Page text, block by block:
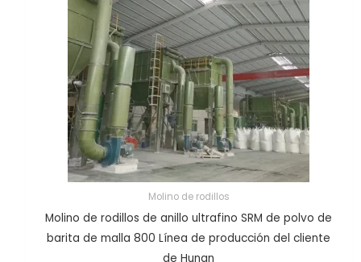
Molino de rodillos
Molino de rodillos de anillo ultrafino SRM de polvo de
barita de malla 800 Línea de producción del cliente
de Hunan